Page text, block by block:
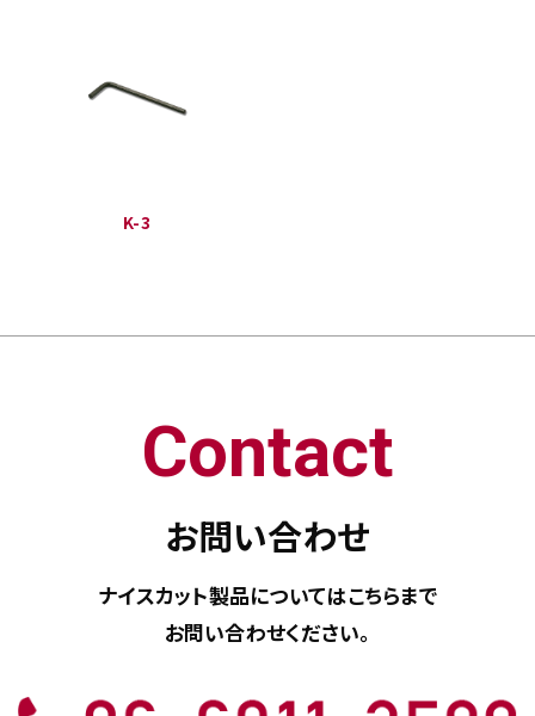
K-3
Contact
お問い合わせ
ナイスカット製品についてはこちらまで
お問い合わせください。